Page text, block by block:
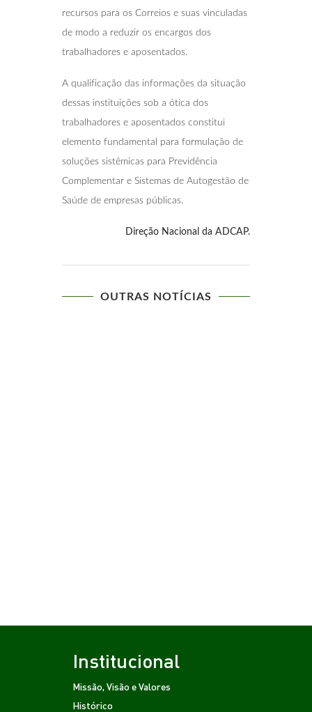
recursos para os Correios e suas vinculadas
de modo a reduzir os encargos dos
trabalhadores e aposentados.
A qualificação das informações da situação
dessas instituições sob a ótica dos
trabalhadores e aposentados constitui
elemento fundamental para formulação de
soluções sistêmicas para Previdência
Complementar e Sistemas de Autogestão de
Saúde de empresas públicas.
Direção Nacional da ADCAP.
OUTRAS NOTÍCIAS
Institucional
Missão, Visão e Valores
Histórico